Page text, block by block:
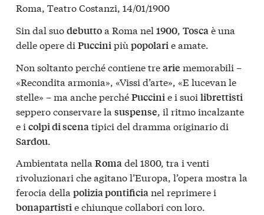
Roma, Teatro Costanzi, 14/01/1900
Sin dal suodebuttoa Roma nel 1900, Toscaè una
delle opere di Puccinipiù popolarie amate.
Non soltanto perché contiene trearie memorabili –
«Recondita armonia», «Vissi d’arte», «E lucevan le
stelle» – ma anche perchéPuccini e i suoi librettisti
seppero conservare la suspense , il ritmo incalzante
e i colpi di scena tipici del dramma originario di
Sardou
Ambientata nella Romadel 1800, tra i venti
rivoluzionari che agitano l’Europa, l’opera mostra la
ferocia della polizia pontificianel reprimere i
bonapartistie chiunque collabori con loro.